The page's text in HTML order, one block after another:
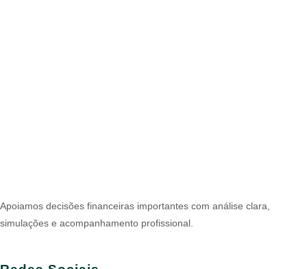
Apoiamos decisões financeiras importantes com análise clara,
simulações e acompanhamento profissional.